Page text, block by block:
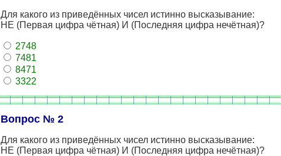
Для какого из приведённых чисел истинно высказывание:
НЕ (Первая цифра чётная) И (Последняя цифра нечётная)?
2748
7481
8471
3322
Вопрос № 2
Для какого из приведённых чисел истинно высказывание:
НЕ (Первая цифра чётная) И (Последняя цифра нечётная)?